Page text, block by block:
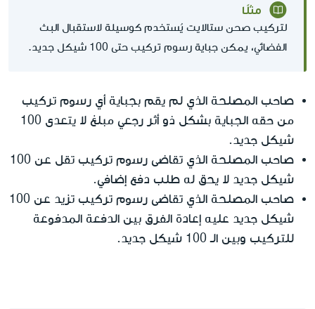
مثلًا
لتركيب صحن ستالايت يُستخدم كوسيلة لاستقبال البث
الفضائي، يمكن جباية رسوم تركيب حتى 100 شيكل جديد.
صاحب المصلحة الذي لم يقم بجباية أي رسوم تركيب
من حقه الجباية بشكل ذو أثر رجعي مبلغ لا يتعدى 100
شيكل جديد.
صاحب المصلحة الذي تقاضى رسوم تركيب تقل عن 100
شيكل جديد لا يحق له طلب دفع إضافي.
صاحب المصلحة الذي تقاضى رسوم تركيب تزيد عن 100
شيكل جديد عليه إعادة الفرق بين الدفعة المدفوعة
للتركيب وبين الـ 100 شيكل جديد.